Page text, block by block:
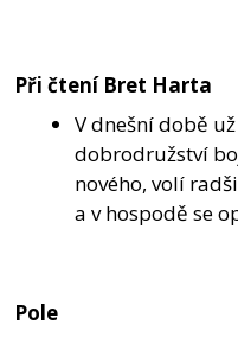
Při čtení Bret Harta
V dnešní době
dobrodružství
nového, volí
a v hospodě se
Pole